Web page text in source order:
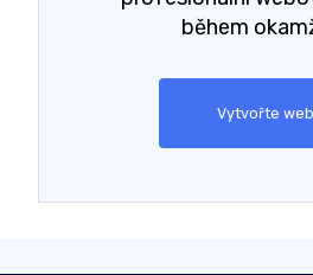
během
Vytvořte web